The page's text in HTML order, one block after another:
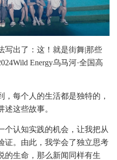
写出了：这！就是街舞|那些
Energy乌马河·全国高
，每个人的生活都是独特的，
这些故事。
个认知实践的机会，让我把从
证。由此，我学会了独立思考
生命，那么新闻同样有生